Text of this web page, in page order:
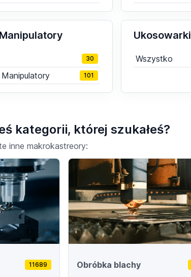
30
101
Ukosowarki
Wszystko
kategorii, której szukałeś?
inne makrokastreory:
11689 Obróbka blachy